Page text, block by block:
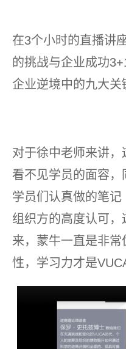
在3个小时的直播讲
的挑战与企业成功
企业逆境中的九大
对于徐中老师来讲
看不见学员的面容
学员们认真做的笔
组织方的高度认可
来，蒙牛一直是非
性，学习力才是